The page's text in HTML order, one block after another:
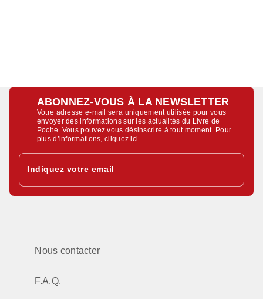
ABONNEZ-VOUS À LA NEWSLETTER
Votre adresse e-mail sera uniquement utilisée pour vous
envoyer des informations sur les actualités du Livre de
Poche. Vous pouvez vous désinscrire à tout moment. Pour
plus d’informations,cliquez ici
Indiquez votre email
Nous contacter
F.A.Q.